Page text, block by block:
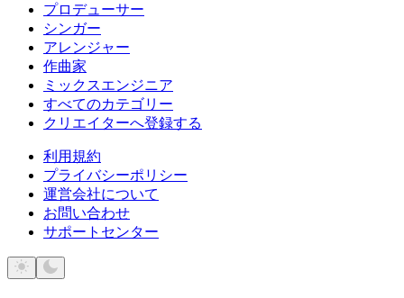
プロデューサー
シンガー
アレンジャー
作曲家
ミックスエンジニア
すべてのカテゴリー
クリエイターへ登録する
利用規約
プライバシーポリシー
運営会社について
お問い合わせ
サポートセンター